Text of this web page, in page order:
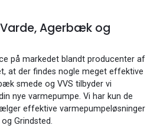
Agerbæk og
på markedet blandt producenter af
at der findes nogle meget effektive
smede og VVS tilbyder vi
nye varmepumpe. Vi har kun de
effektive varmepumpeløsninger
Grindsted.